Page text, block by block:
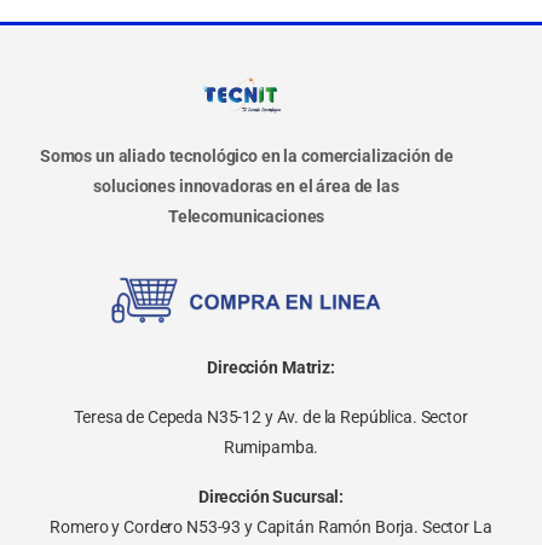
Somos un aliado tecnológico en la comercialización de
soluciones innovadoras en el área de las
Telecomunicaciones
Dirección Matriz:
Teresa de Cepeda N35-12 y Av. de la República. Sector
Rumipamba.
Dirección Sucursal:
Romero y Cordero N53-93 y Capitán Ramón Borja. Sector La